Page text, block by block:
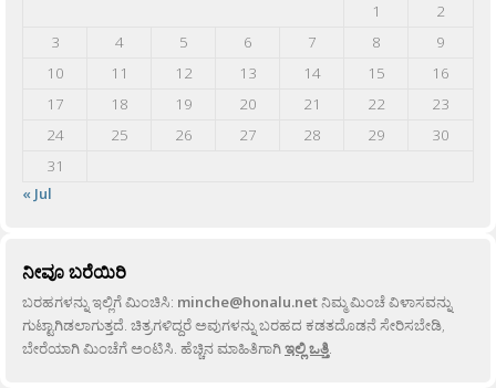
1
2
3
4 5 6 7 8
9
10
11 12 13 14 15
16
17
18 19 20 21 22
23
24
25 26 27 28 29
30
31
« Jul
ನೀವೂ ಬರೆಯಿರಿ
ಬರಹಗಳನ್ನು ಇಲ್ಲಿಗೆ ಮಿಂಚಿಸಿ: minche@honalu.netನಿಮ್ಮ ಮಿಂಚೆ ವಿಳಾಸವನ್ನು
ಗುಟ್ಟಾಗಿಡಲಾಗುತ್ತದೆ. ಚಿತ್ರಗಳಿದ್ದರೆ ಅವುಗಳನ್ನು ಬರಹದ ಕಡತದೊಡನೆ ಸೇರಿಸಬೇಡಿ,
ಬೇರೆಯಾಗಿ ಮಿಂಚೆಗೆ ಅಂಟಿಸಿ. ಹೆಚ್ಚಿನ ಮಾಹಿತಿಗಾಗಿಇಲ್ಲಿ ಒತ್ತಿ.